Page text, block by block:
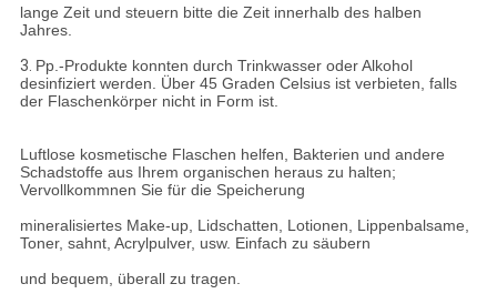
lange Zeit und steuern bitte die Zeit innerhalb des halben
Jahres.
3. Pp.-Produkte konnten durch Trinkwasser oder Alkohol
desinfiziert werden. Über 45 Graden Celsius ist verbieten, falls
der Flaschenkörper nicht in Form ist.
Luftlose kosmetische Flaschen helfen, Bakterien und andere
Schadstoffe aus Ihrem organischen heraus zu halten;
Vervollkommnen Sie für die Speicherung
mineralisiertes Make-up, Lidschatten, Lotionen, Lippenbalsame,
Toner, sahnt, Acrylpulver, usw. Einfach zu säubern
und bequem, überall zu tragen.